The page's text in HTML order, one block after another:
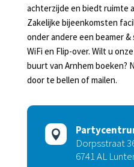
achterzijde en biedt ruimte
Zakelijke bijeenkomsten
onder andere een beamer
WiFi en Flip-over. Wilt u
buurt van Arnhem boeken?
door te bellen of mailen.

Dorpsstraat
6741 AL